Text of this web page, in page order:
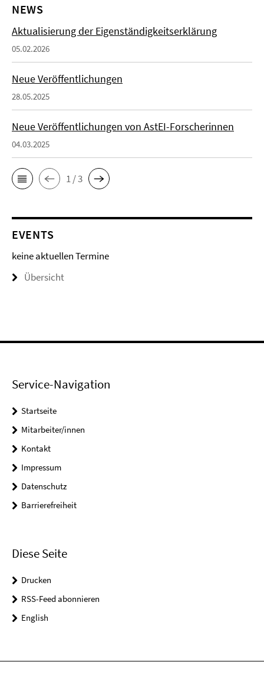
NEWS
Aktualisierung der Eigenständigkeitserklärung
05.02.2026
Neue Veröffentlichungen
28.05.2025
Neue Veröffentlichungen von AstEI-Forscherinnen
04.03.2025
1 / 3
EVENTS
keine aktuellen Termine
Übersicht
Service-Navigation
Startseite
Mitarbeiter/innen
Kontakt
Impressum
Datenschutz
Barrierefreiheit
Diese Seite
Drucken
RSS-Feed abonnieren
English